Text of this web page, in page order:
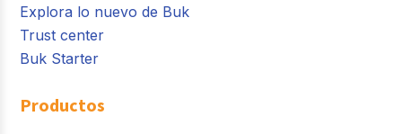
Explora lo nuevo de Buk
Trust center
Buk Starter
Productos